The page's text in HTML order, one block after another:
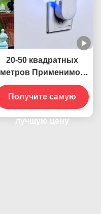
20-50 квадратных
метров Применимое
электрическое
стеновое
подключение к
розетке УФ лампа-
Получите самую
лучшую цену